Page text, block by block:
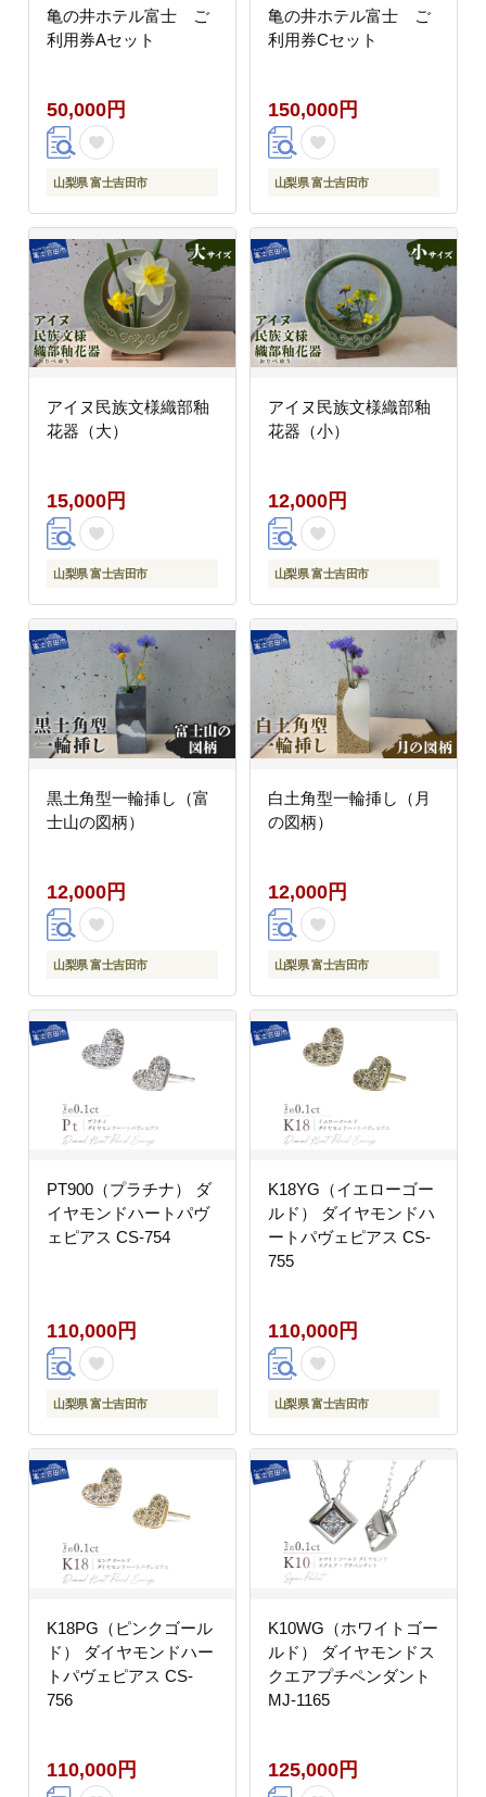
亀の井ホテル富士 ご
利用券Aセット
50,000円
山梨県 富士吉田市
亀の井ホテル富士 ご
利用券Cセット
150,000円
山梨県 富士吉田市
アイヌ民族文様織部釉
花器（大）
15,000円
山梨県 富士吉田市
アイヌ民族文様織部釉
花器（小）
12,000円
山梨県 富士吉田市
黒土角型一輪挿し（富
士山の図柄）
12,000円
山梨県 富士吉田市
白土角型一輪挿し（月
の図柄）
12,000円
山梨県 富士吉田市
PT900（プラチナ） ダ
イヤモンドハートパヴ
ェピアス CS-754
110,000円
山梨県 富士吉田市
K18YG（イエローゴー
ルド） ダイヤモンドハ
ートパヴェピアス CS-
755
110,000円
山梨県 富士吉田市
K18PG（ピンクゴール
ド） ダイヤモンドハー
トパヴェピアス CS-
756
110,000円
K10WG（ホワイトゴー
ルド） ダイヤモンドス
クエアプチペンダント
MJ-1165
125,000円